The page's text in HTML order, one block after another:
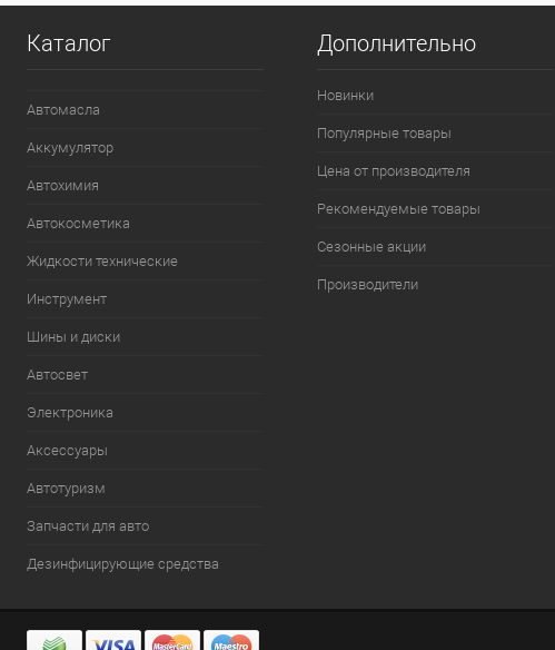
Каталог
Автомасла
Аккумулятор
Автохимия
Автокосметика
Жидкости технические
Инструмент
Шины и диски
Автосвет
Электроника
Аксессуары
Автотуризм
Запчасти для авто
Дезинфицирующие средства
Дополнительно
Новинки
Популярные товары
Цена от производителя
Рекомендуемые товары
Сезонные акции
Производители